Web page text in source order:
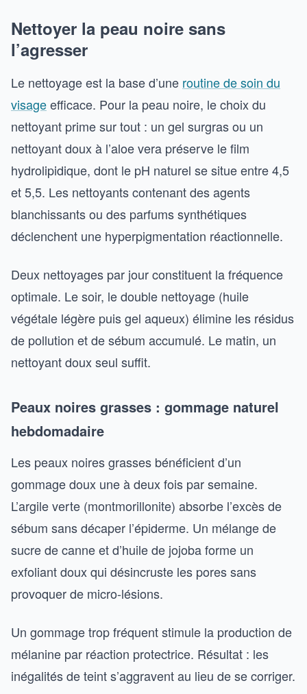
Nettoyer la peau noire sans
l’agresser
Le nettoyage est la base d’une routine de soin du
visageefficace. Pour la peau noire, le choix du
nettoyant prime sur tout : un gel surgras ou un
nettoyant doux à l’aloe vera préserve le film
hydrolipidique, dont le pH naturel se situe entre 4,5
et 5,5. Les nettoyants contenant des agents
blanchissants ou des parfums synthétiques
déclenchent une hyperpigmentation réactionnelle.
Deux nettoyages par jour constituent la fréquence
optimale. Le soir, le double nettoyage (huile
végétale légère puis gel aqueux) élimine les résidus
de pollution et de sébum accumulé. Le matin, un
nettoyant doux seul suffit.
Peaux noires grasses : gommage naturel
hebdomadaire
Les peaux noires grasses bénéficient d’un
gommage doux une à deux fois par semaine.
L’argile verte (montmorillonite) absorbe l’excès de
sébum sans décaper l’épiderme. Un mélange de
sucre de canne et d’huile de jojoba forme un
exfoliant doux qui désincruste les pores sans
provoquer de micro-lésions.
Un gommage trop fréquent stimule la production de
mélanine par réaction protectrice. Résultat : les
inégalités de teint s’aggravent au lieu de se corriger.